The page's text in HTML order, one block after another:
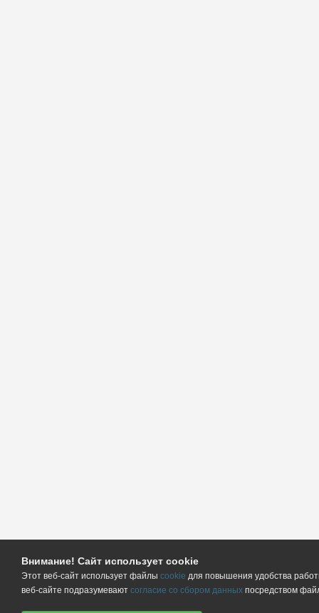
Внимание! Сайт использует cookie
Этот веб-сайт использует файлы cookie для повышения удобства
веб-сайте подразумевают согласие со сбором данных посредством